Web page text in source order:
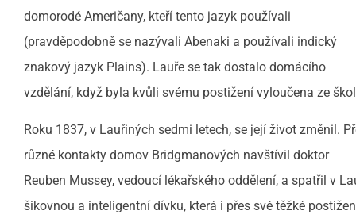
domorodé Američany, kteří tento jazyk používali
(pravděpodobně se nazývali Abenaki a používali indický
znakový jazyk Plains). Lauře se tak dostalo domácího
vzdělání, když byla kvůli svému postižení vyloučena ze
Roku 1837, v Lauřiných sedmi letech, se její život změnil.
různé kontakty domov Bridgmanových navštívil doktor
Reuben Mussey, vedoucí lékařského oddělení, a spatřil v
šikovnou a inteligentní dívku, která i přes své těžké